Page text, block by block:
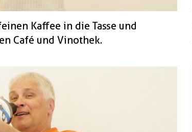
Kaffee in die Tasse und
Café und Vinothek.